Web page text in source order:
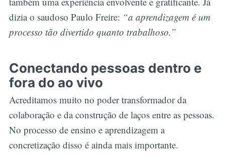
dizia o saudoso Paulo Freire: “a aprendizagem é um
processo tão divertido quanto trabalhoso.”
Conectando pessoas dentro e
fora do ao vivo
Acreditamos muito no poder transformador da
colaboração e da construção de laços entre as pessoas.
No processo de ensino e aprendizagem a
concretização disso é ainda mais importante.